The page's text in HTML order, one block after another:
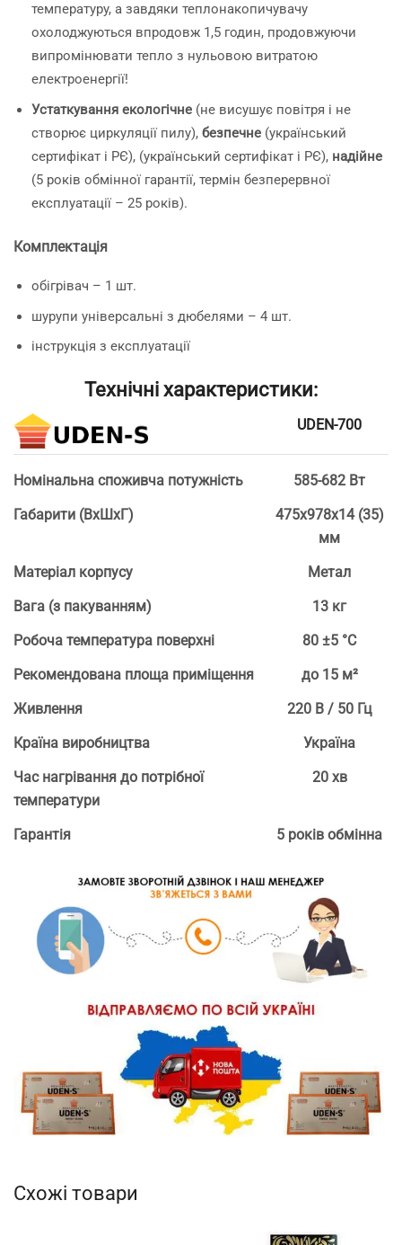
температуру, а завдяки теплонакопичувачу
охолоджуються впродовж 1,5 годин, продовжуючи
випромінювати тепло з нульовою витратою
електроенергії!
Устаткування екологічне (не висушує повітря і не
створює циркуляції пилу), безпечне (український
сертифікат і РЄ), (український сертифікат і РЄ), надійне
(5 років обмінної гарантії, термін безперервної
експлуатації – 25 років).
Комплектація
обігрівач – 1 шт.
шурупи універсальні з дюбелями – 4 шт.
інструкція з експлуатації
Технічні характеристики:
UDEN-700
Номінальна споживча потужність
585-682 Вт
Габарити (ВхШхГ)
475х978х14 (35)
мм
Матеріал корпусу
Метал
Вага (з пакуванням)
13 кг
Робоча температура поверхні
80 ±5 °С
Рекомендована площа приміщення
до 15 м²
Живлення
220 В / 50 Гц
Країна виробництва
Україна
Час нагрівання до потрібної
температури
20 хв
Гарантія 5 років обмінна
Схожі товари